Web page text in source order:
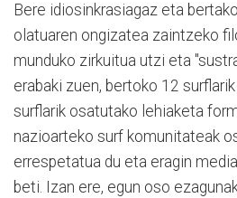
Bere idiosinkrasiagaz eta
olatuaren ongizatea zaintzeko
munduko zirkuitua utzi eta
erabaki zuen, bertoko 12
surflarik osatutako lehiaketa
nazioarteko surf komunitateak
errespetatua du eta eragin
beti. Izan ere, egun oso